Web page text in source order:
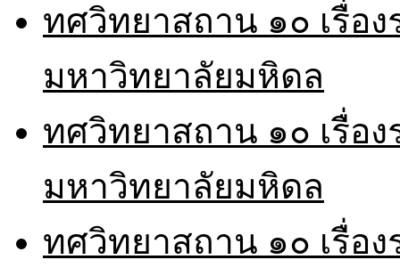
ทศวิทยาสถาน ๑๐ เรื่อ
มหาวิทยาลัยมหิดล
ทศวิทยาสถาน ๑๐ เรื่อ
มหาวิทยาลัยมหิดล
ทศวิทยาสถาน ๑๐ เรื่อ